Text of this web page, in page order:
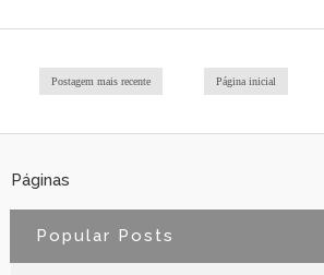
Postagem mais recente Página inicial
Páginas
Popular Posts